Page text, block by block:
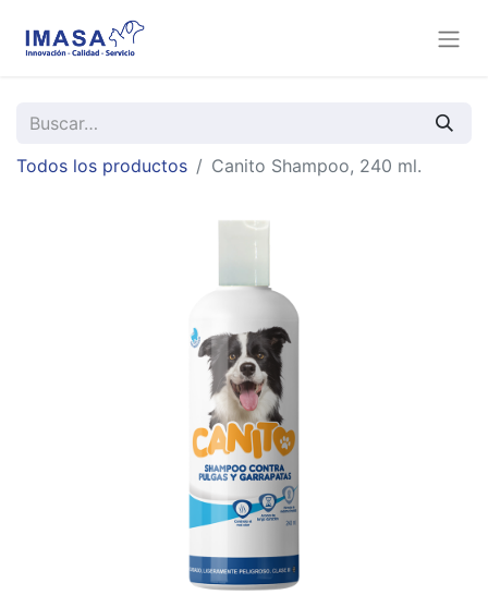
Todos los productos Canito Shampoo, 240 ml.